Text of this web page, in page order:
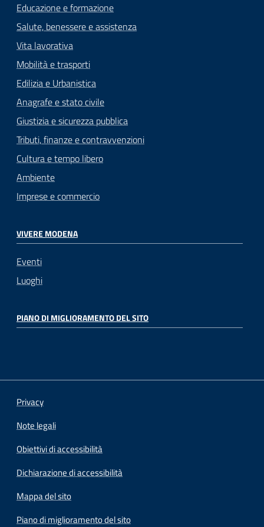
Educazione e formazione
Salute, benessere e assistenza
Vita lavorativa
Mobilità e trasporti
Edilizia e Urbanistica
Anagrafe e stato civile
Giustizia e sicurezza pubblica
Tributi, finanze e contravvenzioni
Cultura e tempo libero
Ambiente
Imprese e commercio
VIVERE MODENA
Eventi
Luoghi
PIANO DI MIGLIORAMENTO DEL SITO
Privacy
Note legali
Obiettivi di accessibilità
Dichiarazione di accessibilità
Mappa del sito
Piano di miglioramento del sito